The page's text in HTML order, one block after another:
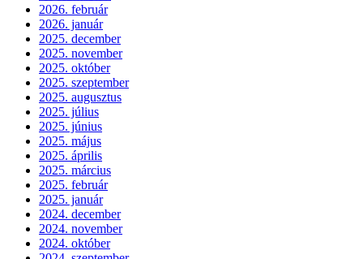
2026. február
2026. január
2025. december
2025. november
2025. október
2025. szeptember
2025. augusztus
2025. július
2025. június
2025. május
2025. április
2025. március
2025. február
2025. január
2024. december
2024. november
2024. október